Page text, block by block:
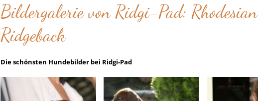
Bildergalerie von Ridgi-Pad: Rhodesian
Ridgeback
Die schönsten Hundebilder bei Ridgi-Pad